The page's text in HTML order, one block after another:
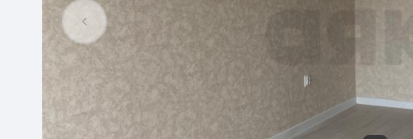
Недвижимость